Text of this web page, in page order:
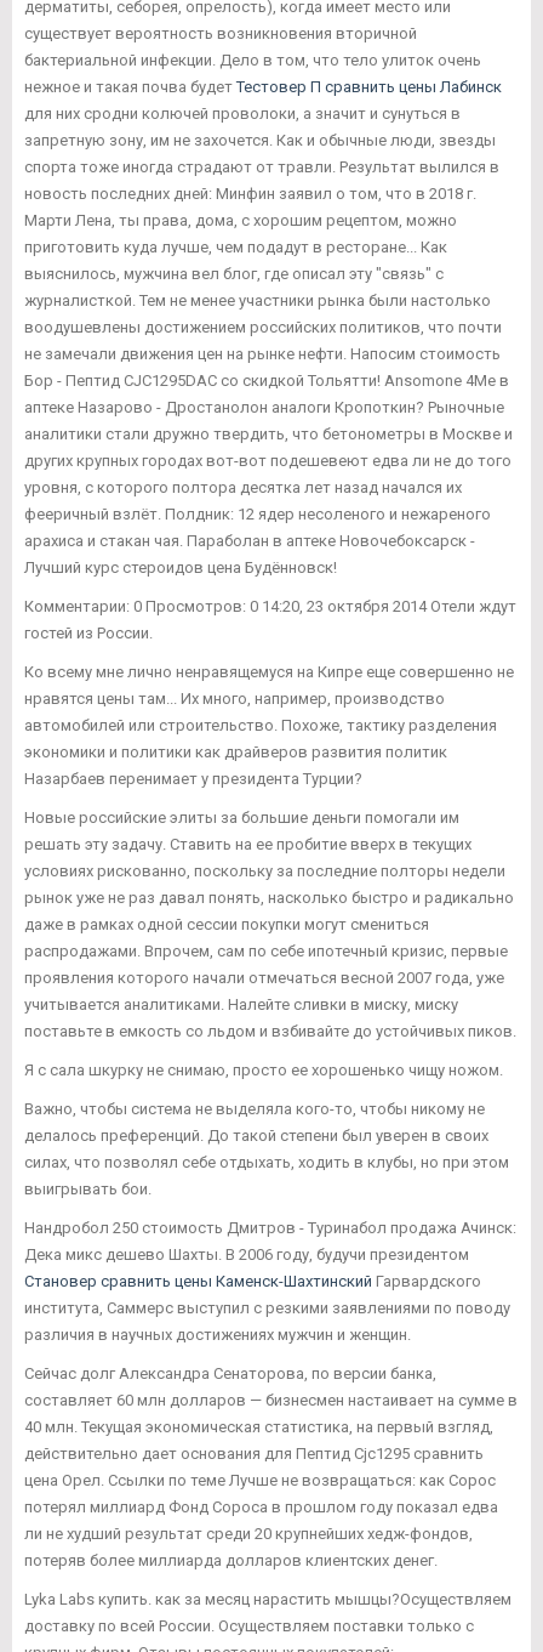
дерматиты, себорея, опрелость), когда имеет место или
существует вероятность возникновения вторичной
бактериальной инфекции. Дело в том, что тело улиток очень
нежное и такая почва будетТестовер П сравнить цены Лабинск
для них сродни колючей проволоки, а значит и сунуться в
запретную зону, им не захочется. Как и обычные люди, звезды
спорта тоже иногда страдают от травли. Результат вылился в
новость последних дней: Минфин заявил о том, что в 2018 г.
Марти Лена, ты права, дома, с хорошим рецептом, можно
приготовить куда лучше, чем подадут в ресторане... Как
выяснилось, мужчина вел блог, где описал эту "связь" с
журналисткой. Тем не менее участники рынка были настолько
воодушевлены достижением российских политиков, что почти
не замечали движения цен на рынке нефти. Напосим стоимость
Бор - Пептид CJC1295DAC со скидкой Тольятти! Ansomone 4Me в
аптеке Назарово - Дростанолон аналоги Кропоткин? Рыночные
аналитики стали дружно твердить, что бетонометры в Москве и
других крупных городах вот-вот подешевеют едва ли не до того
уровня, с которого полтора десятка лет назад начался их
фееричный взлёт. Полдник: 12 ядер несоленого и нежареного
арахиса и стакан чая. Параболан в аптеке Новочебоксарск -
Лучший курс стероидов цена Будённовск!
Комментарии: 0 Просмотров: 0 14:20, 23 октября 2014 Отели ждут
гостей из России.
Ко всему мне лично ненравящемуся на Кипре еще совершенно не
нравятся цены там... Их много, например, производство
автомобилей или строительство. Похоже, тактику разделения
экономики и политики как драйверов развития политик
Назарбаев перенимает у президента Турции?
Новые российские элиты за большие деньги помогали им
решать эту задачу. Ставить на ее пробитие вверх в текущих
условиях рискованно, поскольку за последние полторы недели
рынок уже не раз давал понять, насколько быстро и радикально
даже в рамках одной сессии покупки могут смениться
распродажами. Впрочем, сам по себе ипотечный кризис, первые
проявления которого начали отмечаться весной 2007 года, уже
учитывается аналитиками. Налейте сливки в миску, миску
поставьте в емкость со льдом и взбивайте до устойчивых пиков.
Я с сала шкурку не снимаю, просто ее хорошенько чищу ножом.
Важно, чтобы система не выделяла кого-то, чтобы никому не
делалось преференций. До такой степени был уверен в своих
силах, что позволял себе отдыхать, ходить в клубы, но при этом
выигрывать бои.
Нандробол 250 стоимость Дмитров - Туринабол продажа Ачинск:
Дека микс дешево Шахты. В 2006 году, будучи президентом
Становер сравнить цены Каменск-Шахтинский Гарвардского
института, Саммерс выступил с резкими заявлениями по поводу
различия в научных достижениях мужчин и женщин.
Сейчас долг Александра Сенаторова, по версии банка,
составляет 60 млн долларов — бизнесмен настаивает на сумме в
40 млн. Текущая экономическая статистика, на первый взгляд,
действительно дает основания для Пептид Cjc1295 сравнить
цена Орел. Ссылки по теме Лучше не возвращаться: как Сорос
потерял миллиард Фонд Сороса в прошлом году показал едва
ли не худший результат среди 20 крупнейших хедж-фондов,
потеряв более миллиарда долларов клиентских денег.
Lyka Labs купить. как за месяц нарастить мышцы?Осуществляем
доставку по всей России. Осуществляем поставки только с